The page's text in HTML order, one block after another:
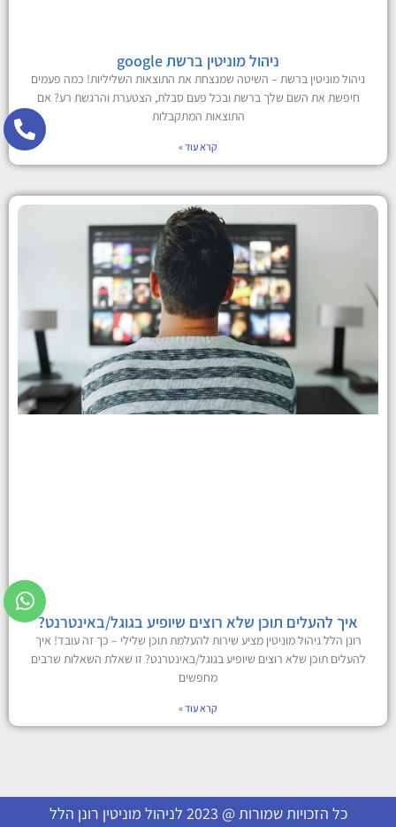
ניהול מוניטין ברשת google
ניהול מוניטין ברשת – השיטה שמנצחת את התוצאות השליליות! כמה פעמים
חיפשת את השם שלך ברשת ובכל פעם סבלת, הצטערת והרגשת רע? אם
התוצאות המתקבלות
קרא עוד »
איך להעלים תוכן שלא רוצים שיופיע בגוגל/באינטרנט?
רונן הלל ניהול מוניטין מציע שירות להעלמת תוכן שלילי – כך זה עובד! איך
להעלים תוכן שלא רוצים שיופיע בגוגל/באינטרנט? זו שאלת השאלות שרבים
מחפשים
קרא עוד »
כל הזכויות שמורות @ 2023 לניהול מוניטין רונן הלל